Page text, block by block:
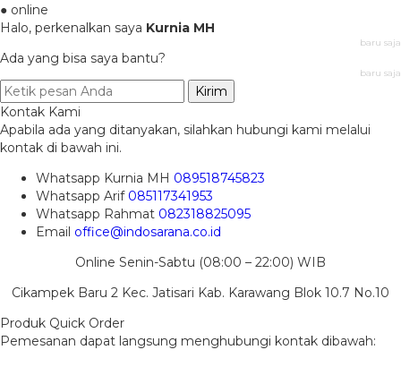
● online
Halo, perkenalkan saya Kurnia MH
baru saja
Ada yang bisa saya bantu?
baru saja
Kirim
Kontak Kami
Apabila ada yang ditanyakan, silahkan hubungi kami melalui
kontak di bawah ini.
Whatsapp Kurnia MH 089518745823
Whatsapp Arif 085117341953
Whatsapp Rahmat 082318825095
Email office@indosarana.co.id
Online Senin-Sabtu (08:00 – 22:00) WIB
Cikampek Baru 2 Kec. Jatisari Kab. Karawang Blok 10.7 No.10
Produk Quick Order
Pemesanan dapat langsung menghubungi kontak dibawah: